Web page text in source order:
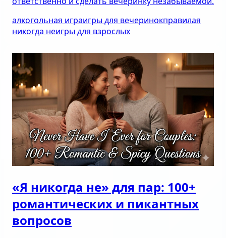
алкогольная играигры для вечеринокправилая
никогда неигры для взрослых
«Я никогда не» для пар: 100+
романтических и пикантных
вопросов